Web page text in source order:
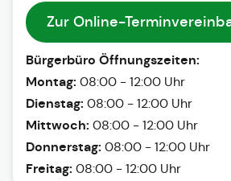
Zur Online-
Bürgerbüro Öffnungszeiten:
Montag: 08:00 - 12:00 Uhr
Dienstag: 08:00 - 12:00 Uhr
Mittwoch: 08:00 - 12:00 Uhr
Donnerstag: 08:00 - 12:00 Uhr
Freitag: 08:00 - 12:00 Uhr